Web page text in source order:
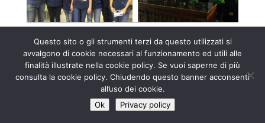
11.30
Al via la sfida: Università di
Milano Statale vs Università di
Questo sito o gli strumenti terzi da questo utilizzati si
avvalgono di cookie necessari al funzionamento ed utili alle
finalità illustrate nella cookie policy. Se vuoi saperne di più
consulta la cookie policy. Chiudendo questo banner acconsenti
all’uso dei cookie.
Ok
Privacy policy